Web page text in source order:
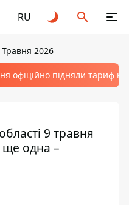
RU
2026
офіційно підняли тариф
9 травня
одна –